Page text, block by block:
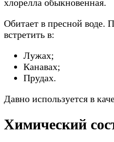
хлорелла обыкновенная.
Обитает в пресной воде.
встретить в:
Лужах;
Канавах;
Прудах.
Давно используется в
Химический